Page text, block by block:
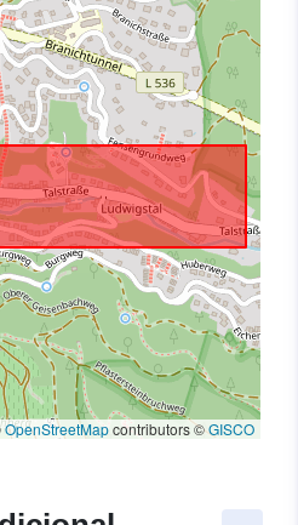
OpenStreetMapcontributors ©GISCO